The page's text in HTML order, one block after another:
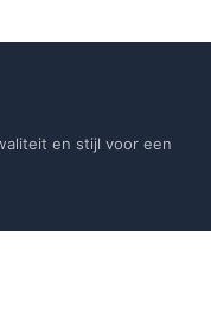
en stijl voor een